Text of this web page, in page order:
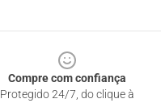
Compre com confiança
Protegido 24/7, do clique à